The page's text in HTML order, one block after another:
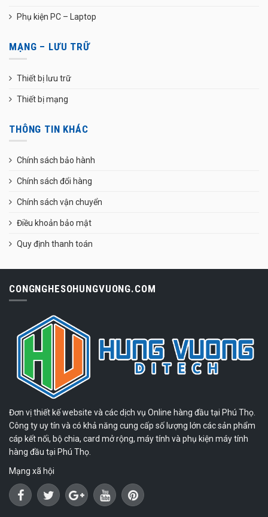
Phụ kiện PC – Laptop
MẠNG – LƯU TRỮ
Thiết bị lưu trữ
Thiết bị mạng
THÔNG TIN KHÁC
Chính sách bảo hành
Chính sách đổi hàng
Chính sách vận chuyển
Điều khoản bảo mật
Quy định thanh toán
CONGNGHESOHUNGVUONG.COM
Đơn vị thiết kế website và các dịch vụ Online hàng đầu tại Phú Thọ.
Công ty uy tín và có khả năng cung cấp số lượng lớn các sản phẩm
cáp kết nối, bộ chia, card mở rộng, máy tính và phụ kiện máy tính
hàng đầu tại Phú Thọ.
Mạng xã hội